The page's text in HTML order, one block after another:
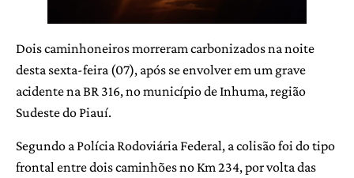
Dois caminhoneiros morreram carbonizados na noite
desta sexta-feira (07), após se envolver em um grave
acidente na BR 316, no município de Inhuma, região
Sudeste do Piauí.
Segundo a Polícia Rodoviária Federal, a colisão foi do tipo
frontal entre dois caminhões no Km 234, por volta das